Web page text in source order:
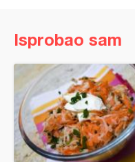
Isprobao sam